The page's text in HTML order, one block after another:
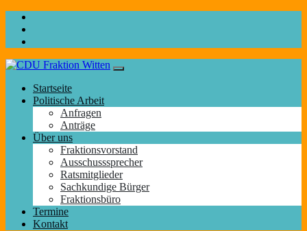
Startseite
Politische Arbeit
Anfragen
Anträge
Über uns
Fraktionsvorstand
Ausschusssprecher
Ratsmitglieder
Sachkundige Bürger
Fraktionsbüro
Termine
Kontakt